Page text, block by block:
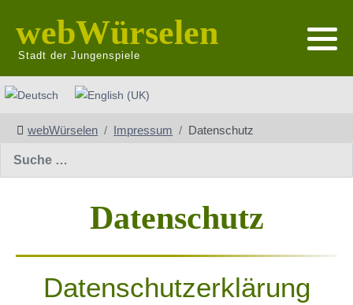
webWürselen
Stadt der Jungenspiele
Sprache auswählen
webWürselen Impressum Datenschutz
Datenschutz
Datenschutzerklärung